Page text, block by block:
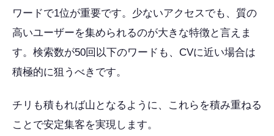
ワードで1位が重要です。少ないアクセスでも、質の
高いユーザーを集められるのが大きな特徴と言えま
す。検索数が50回以下のワードも、CVに近い場合は
積極的に狙うべきです。
チリも積もれば山となるように、これらを積み重ねる
ことで安定集客を実現します。